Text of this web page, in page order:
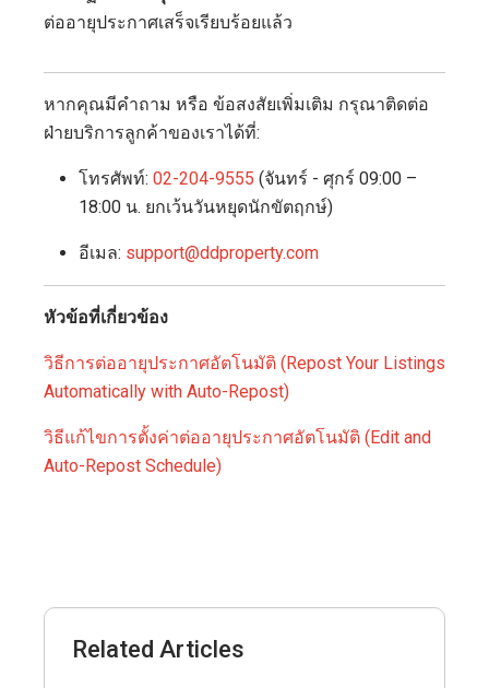
ต่ออายุประกาศเสร็จเรียบร้อยแล้ว
หากคุณมีคำถาม หรือ ข้อสงสัยเพิ่มเติม กรุณาติดต่อ
ฝ่ายบริการลูกค้าของเราได้ที่:
โทรศัพท์: 02-204-9555 (จันทร์ - ศุกร์ 09:00 –
18:00 น. ยกเว้นวันหยุดนักขัตฤกษ์)
อีเมล: support@ddproperty.com
หัวข้อที่เกี่ยวข้อง
วิธีการต่ออายุประกาศอัตโนมัติ (Repost Your Listings
Automatically with Auto-Repost)
วิธีแก้ไขการตั้งค่าต่ออายุประกาศอัตโนมัติ (Edit and
Auto-Repost Schedule)
Related Articles